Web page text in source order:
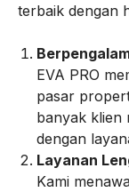
terbaik dengan
EVA PRO
pasar
banyak klien
dengan
Layanan
Kami